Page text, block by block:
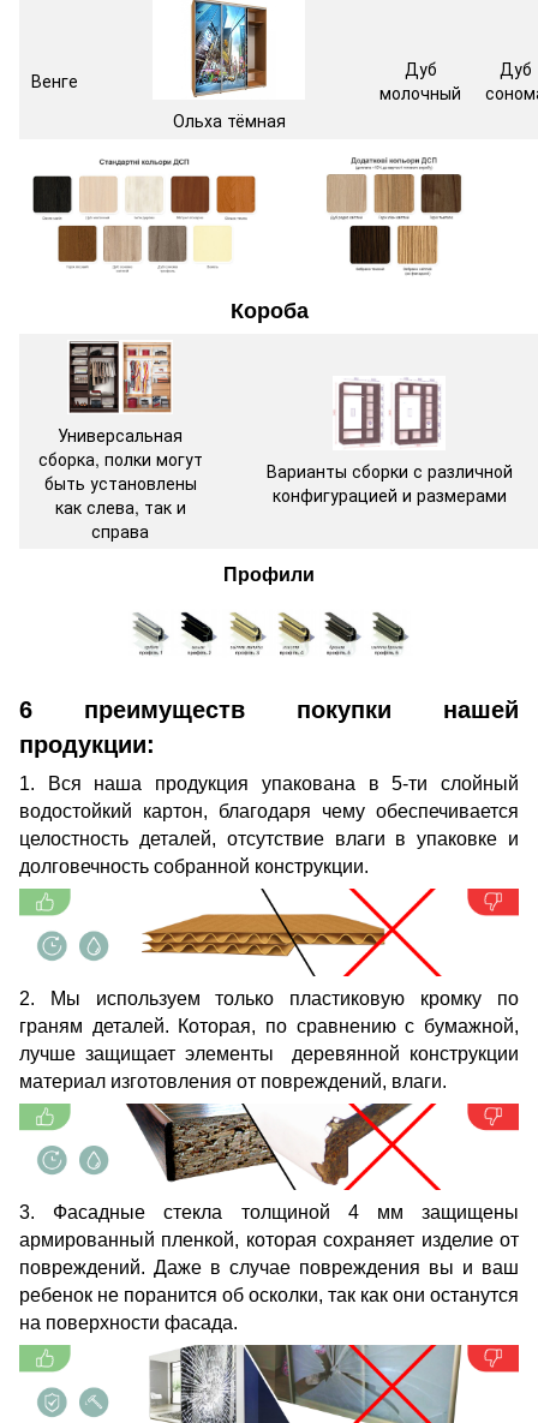
Венге
Ольха тёмная
Дуб
молочный
Дуб
Короба
Универсальная
сборка, полки могут
быть установлены
как слева, так и
справа
Варианты сборки с различной
конфигурацией и размерами
Профили
6 преимуществ покупки нашей
продукции:
1. Вся наша продукция упакована в 5-ти слойный
водостойкий картон, благодаря чему обеспечивается
целостность деталей, отсутствие влаги в упаковке и
долговечность собранной конструкции.
2. Мы используем только пластиковую кромку по
граням деталей. Которая, по сравнению с бумажной,
лучше защищает элементы деревянной конструкции
материал изготовления от повреждений, влаги.
3. Фасадные стекла толщиной 4 мм защищены
армированный пленкой, которая сохраняет изделие от
повреждений. Даже в случае повреждения вы и ваш
ребенок не поранится об осколки, так как они останутся
на поверхности фасада.